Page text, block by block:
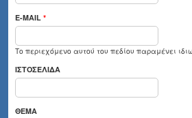
E-MAIL *
Το περιεχόμενο αυτού του πεδίου παραμένει
ΙΣΤΟΣΕΛΊΔΑ
ΘΈΜΑ